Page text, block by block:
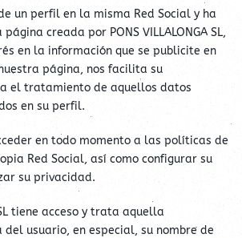
un perfil en la misma Red Social y ha
creada por PONS VILLALONGA SL,
en la información que se publicite en
página, nos facilita su
el tratamiento de aquellos datos
en su perfil.
en todo momento a las políticas de
Red Social, así como configurar su
su privacidad.
SL tiene acceso y trata aquella
usuario, en especial, su nombre de